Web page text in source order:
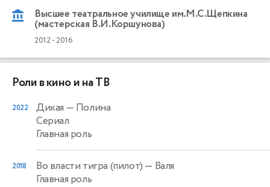
Высшее театральное училище им.М.С.Щепкина
(мастерская В.И.Коршунова)
2012- 2016
Роли в кино и на ТВ
2022 Дикая — Полина
Сериал
Главная роль
2018 Во власти тигра (пилот) — Валя
Главная роль